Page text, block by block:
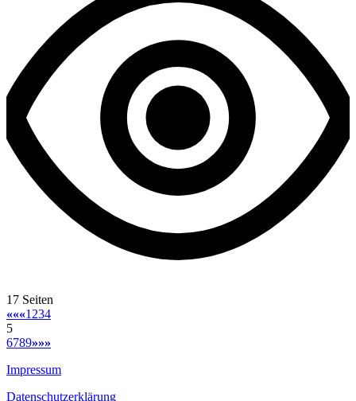
17 Seiten
«««1 234
5
6789»»»
Impressum
Datenschutzerklärung